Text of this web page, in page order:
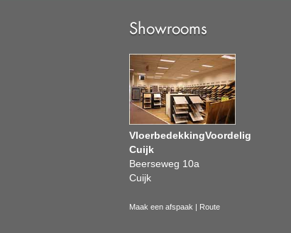
Showrooms
VloerbedekkingVoordelig
Cuijk
Beerseweg 10a
Cuijk
Maak een afspaak | Route